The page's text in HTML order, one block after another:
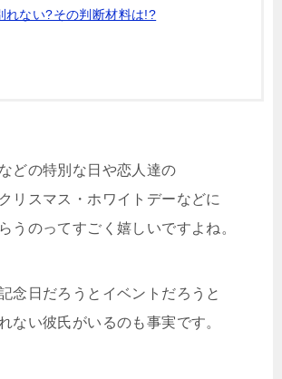
れない?その判断材料は!?
どの特別な日や恋人達の
リスマス・ホワイトデーなどに
うのってすごく嬉しいですよね。
念日だろうとイベントだろうと
ない彼氏がいるのも事実です。